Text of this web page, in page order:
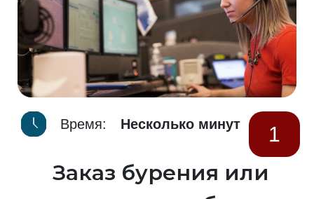
Время: Несколько минут 1
Заказ бурения или